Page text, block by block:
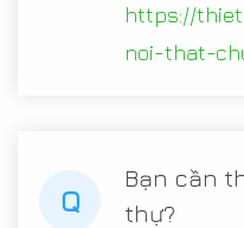
https://
noi-that-
Q
Bạn cần
thự?